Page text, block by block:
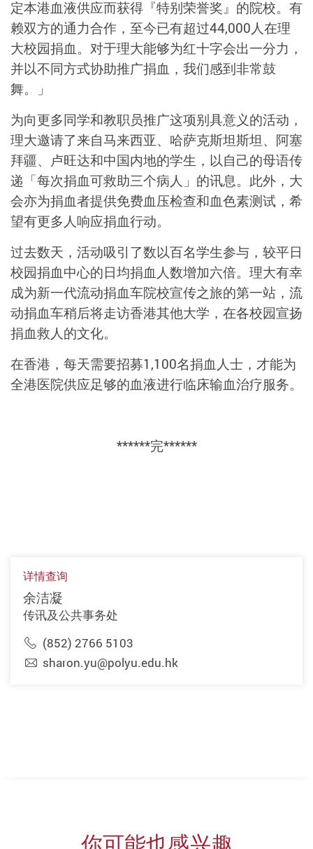
定本港血液供应而获得『特别荣誉奖』的院校。有
赖双方的通力合作，至今已有超过44,000人在理
大校园捐血。对于理大能够为红十字会出一分力，
并以不同方式协助推广捐血，我们感到非常鼓
舞。」
为向更多同学和教职员推广这项别具意义的活动，
理大邀请了来自马来西亚、哈萨克斯坦斯坦、阿塞
拜疆、卢旺达和中国内地的学生，以自己的母语传
递「每次捐血可救助三个病人」的讯息。此外，大
会亦为捐血者提供免费血压检查和血色素测试，希
望有更多人响应捐血行动。
过去数天，活动吸引了数以百名学生参与，较平日
校园捐血中心的日均捐血人数增加六倍。理大有幸
成为新一代流动捐血车院校宣传之旅的第一站，流
动捐血车稍后将走访香港其他大学，在各校园宣扬
捐血救人的文化。
在香港，每天需要招募1,100名捐血人士，才能为
全港医院供应足够的血液进行临床输血治疗服务。
******完******
详情查询
余洁凝
传讯及公共事务处
(852) 2766 5103
sharon.yu@polyu.edu.hk